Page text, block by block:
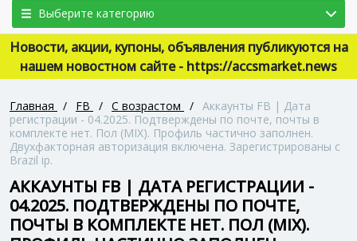
Выберите категорию
Новости, акции, купоны, объявления публикуются на
нашем новостном сайте - https://accsmarket.news
Главная / FB / С возрастом / Аккаунты FB | Дата
регистрации - 04.2025. Подтверждены по почте, почты в
комплекте нет. Пол (MIX). Профиль частично заполнен.
Двухфакторная авторизация включена. Зарегистрированы с
Brazil ip.
АККАУНТЫ FB | ДАТА РЕГИСТРАЦИИ -
04.2025. ПОДТВЕРЖДЕНЫ ПО ПОЧТЕ,
ПОЧТЫ В КОМПЛЕКТЕ НЕТ. ПОЛ (MIX).